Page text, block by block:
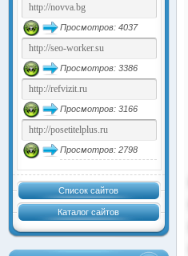
Просмотров: 4037
Просмотров: 3386
Просмотров: 3166
Просмотров: 2798
Список сайтов
Каталог сайтов